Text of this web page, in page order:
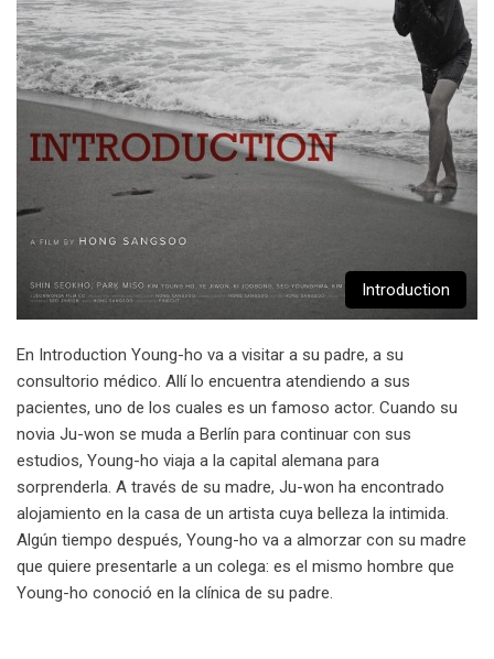
Introduction
En Introduction Young-ho va a visitar a su padre, a su
consultorio médico. Allí lo encuentra atendiendo a sus
pacientes, uno de los cuales es un famoso actor. Cuando su
novia Ju-won se muda a Berlín para continuar con sus
estudios, Young-ho viaja a la capital alemana para
sorprenderla. A través de su madre, Ju-won ha encontrado
alojamiento en la casa de un artista cuya belleza la intimida.
Algún tiempo después, Young-ho va a almorzar con su madre
que quiere presentarle a un colega: es el mismo hombre que
Young-ho conoció en la clínica de su padre.